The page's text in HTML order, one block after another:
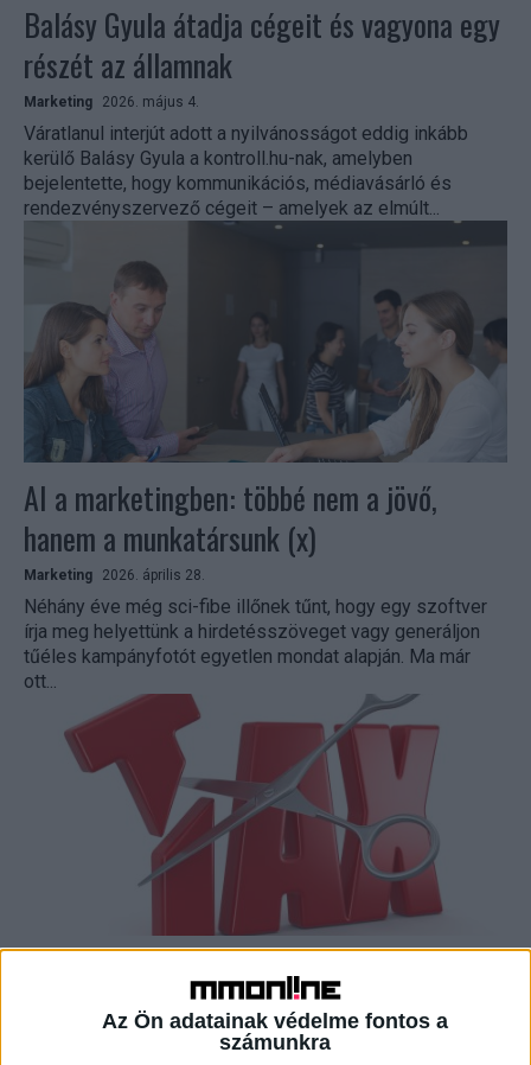
Az Ön adatainak védelme fontos a
számunkra
Balásy Gyula átadja cégeit és vagyona egy
részét az államnak
Marketing 2026. május 4.
Váratlanul interjút adott a nyilvánosságot eddig inkább
kerülő Balásy Gyula a kontroll.hu-nak, amelyben
bejelentette, hogy kommunikációs, médiavásárló és
rendezvényszervező cégeit – amelyek az elmúlt...
AI a marketingben: többé nem a jövő,
hanem a munkatársunk (x)
Marketing 2026. április 28.
Néhány éve még sci-fibe illőnek tűnt, hogy egy szoftver
írja meg helyettünk a hirdetésszöveget vagy generáljon
tűéles kampányfotót egyetlen mondat alapján. Ma már
ott...
Idén sem kell reklámadót fizetni
2026. április 24.
Július elsejétől is 0 százalék lesz a reklámadó a